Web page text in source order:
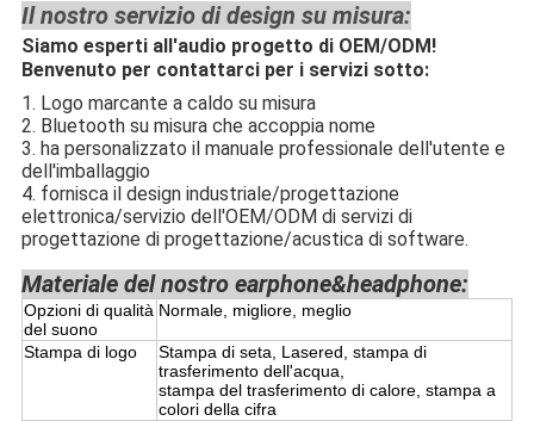
Il nostro servizio di design su misura:
Siamo esperti all'audio progetto di OEM/ODM!
Benvenuto per contattarci per i servizi sotto:
1. Logo marcante a caldo su misura
2. Bluetooth su misura che accoppia nome
3. ha personalizzato il manuale professionale dell'utente e
dell'imballaggio
4. fornisca il design industriale/progettazione
elettronica/servizio dell'OEM/ODM di servizi di
progettazione di progettazione/acustica di software.
Materiale del nostro earphone&headphone:
Opzioni di qualità
del suono
Normale, migliore, meglio
Stampa di logo
Stampa di seta, Lasered, stampa di
trasferimento dell'acqua,
stampa del trasferimento di calore, stampa a
colori della cifra